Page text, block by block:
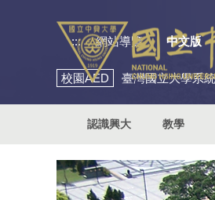
::: 網站導覽 中文版
校園AED 臺灣國立大學系統
認識興大 教學